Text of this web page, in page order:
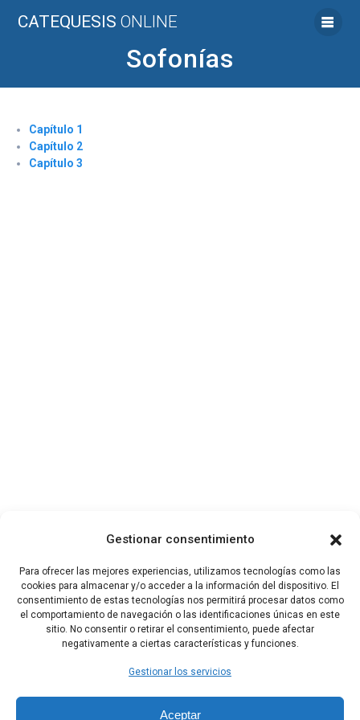
Gestionar consentimiento
Para ofrecer las mejores experiencias, utilizamos tecnologías como las
cookies para almacenar y/o acceder a la información del dispositivo. El
consentimiento de estas tecnologías nos permitirá procesar datos como
el comportamiento de navegación o las identificaciones únicas en este
sitio. No consentir o retirar el consentimiento, puede afectar
negativamente a ciertas características y funciones.
Gestionar los servicios
Aceptar
CATEQUESIS ONLINE
Sofonías
Capítulo 1
Capítulo 2
Capítulo 3